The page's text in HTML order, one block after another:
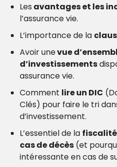
Les avantages et les
l’assurance vie.
L’importance de la
Avoir une vue
d’investissements
assurance vie.
Comment lire un DIC
Clés) pour faire le tri
d’investissement.
L’essentiel de la fiscalité
cas de décès (et
intéressante en cas de